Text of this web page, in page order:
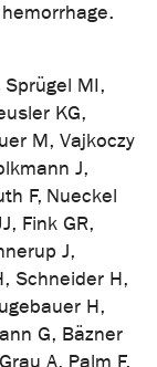
Sprügel MI,
KG,
M, Vajkoczy
J,
F, Nueckel
Fink GR,
J,
Schneider H,
H,
G, Bäzner
A, Palm F,